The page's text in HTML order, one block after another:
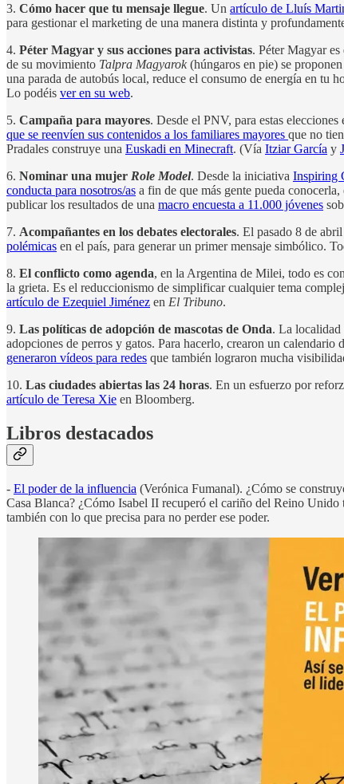
3. Cómo hacer que tu mensaje llegue. Un artículo de Lluís
para gestionar el marketing de una manera distinta y
4. Péter Magyar y sus acciones para activistas. Péter Magyar
de su movimiento Talpra Magyarok (húngaros en pie) se
una parada de autobús local, reduce el consumo de energía en tu
Lo podéis ver en su web.
5. Campaña para mayores. Desde el PNV, para estas
que se reenvíen sus contenidos a los familiares mayores que no
Pradales construye una Euskadi en Minecraft. (Vía Itziar García y
6. Nominar una mujer Role Model. Desde la iniciativa Inspiring
conducta para nosotros/as a fin de que más gente pueda
publicar los resultados de una macro encuesta a 11.000 jóvenes
7. Acompañantes en los debates electorales. El pasado 8 de
polémicas en el país, para generar un primer mensaje simbólico.
8. El conflicto como agenda, en la Argentina de Milei, todo es
la grieta. Es el reduccionismo de simplificar cualquier tema
artículo de Ezequiel Jiménez en El Tribuno.
9. Las políticas de adopción de mascotas de Onda. La localidad
adopciones de perros y gatos. Para hacerlo, crearon un
generaron vídeos para redes que también lograron mucha
10. Las ciudades abiertas las 24 horas. En un esfuerzo por
artículo de Teresa Xie en Bloomberg.
Libros destacados
- El poder de la influencia (Verónica Fumanal). ¿Cómo se
Casa Blanca? ¿Cómo Isabel II recuperó el cariño del Reino
también con lo que precisa para no perder ese poder.